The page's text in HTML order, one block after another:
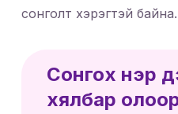
сонголт хэрэгтэй байна.
Сонгох нэр
хялбар